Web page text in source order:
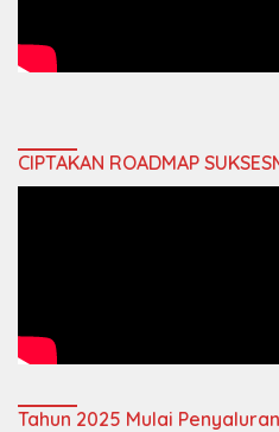
CIPTAKAN ROADMAP
Tahun 2025 Mulai